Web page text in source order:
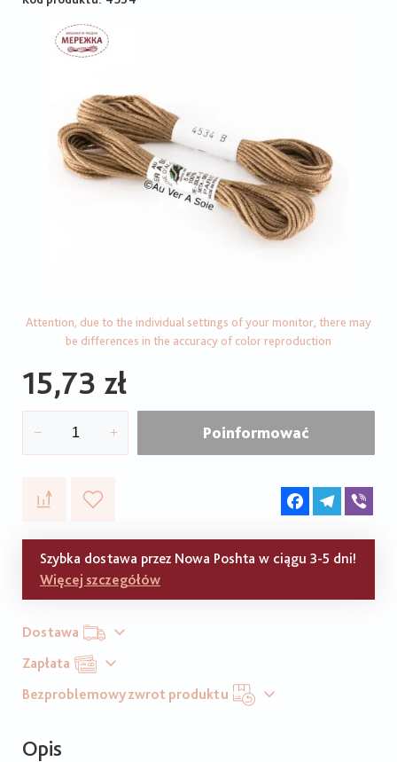
Attention, due to the individual settings of your monitor, there may
be differences in the accuracy of color reproduction
15,73 zł
Poinformować
FacebookTelegram
Szybka dostawa przez Nowa Poshta w ciągu 3-5 dni!
Więcej szczegółów
Dostawa
Zapłata
Bezproblemowy zwrot produktu
Opis